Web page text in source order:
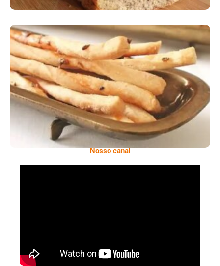
Comer Bem: Palitinhos De Cebola E Salsa
Nosso canal